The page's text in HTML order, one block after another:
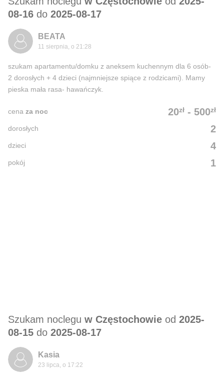
08-16 do 2025-08-17
BEATA
11 sierpnia, o 21:28
szukam apartamentu/domku z aneksem kuchennym dla 6 osób-
2 dorosłych + 4 dzieci (najmniejsze spiące z rodzicami). Mamy
pieska mała rasa- hawańczyk.
20zł - 500zł
cena za noc
2
dorosłych
4
dzieci
1
pokój
Szukam noclegu w Częstochowie od 2025-
08-15 do 2025-08-17
Kasia
23 lipca, o 17:22